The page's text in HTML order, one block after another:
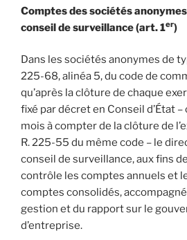
Comptes des sociétés
conseil de surveillance (art. 1er)
Dans les sociétés anonymes de
225-68, alinéa 5, du code de
qu’après la clôture de chaque
fixé par décret en Conseil d’État –
mois à compter de la clôture de
R. 225-55 du même code – le
conseil de surveillance, aux fins
contrôle les comptes annuels et
comptes consolidés,
gestion et du rapport sur le
d’entreprise.